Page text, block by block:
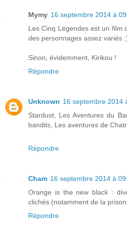
Mymy 16 septembre 2014 à
Les Cinq Légendes est un film
des personnages assez variés
Sinon, évidemment, Kirikou !
Répondre
Unknown 16 septembre 2014
Stardust, Les Aventures du
bandits, Les aventures de
Répondre
Cham 16 septembre 2014 à
Orange is the new black :
clichés (notamment de la
Répondre